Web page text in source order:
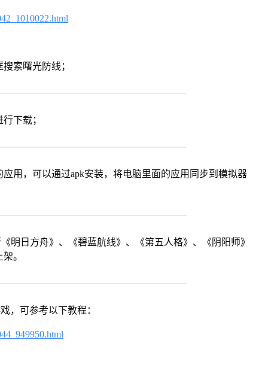
索曙光防线；
下载；
用，可以通过apk安装，将电脑里面的应用同步到模拟器
明日方舟》、《碧蓝航线》、《第五人格》、《阴阳师》
。
，可参考以下教程：